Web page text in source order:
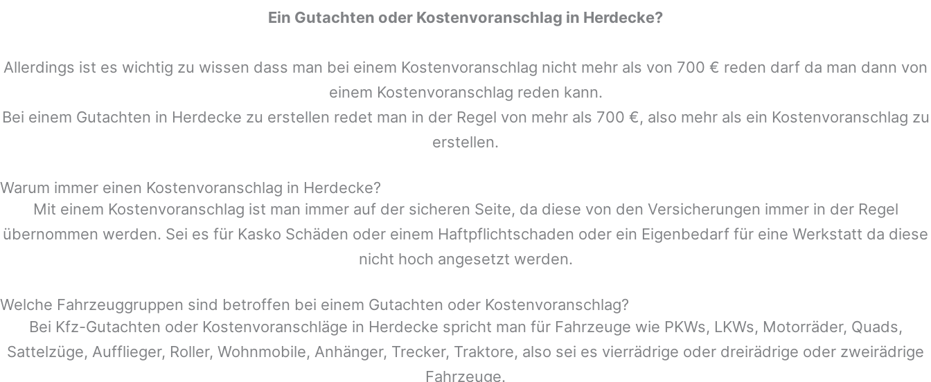
Ein Gutachten oder Kostenvoranschlag in Herdecke?
Allerdings ist es wichtig zu wissen dass man bei einem Kostenvoranschlag nicht mehr als von 700 € reden darf da man dann von
einem Kostenvoranschlag reden kann.
Bei einem Gutachten in Herdecke zu erstellen redet man in der Regel von mehr als 700 €, also mehr als ein Kostenvoranschlag zu
erstellen.
Warum immer einen Kostenvoranschlag in Herdecke?
Mit einem Kostenvoranschlag ist man immer auf der sicheren Seite, da diese von den Versicherungen immer in der Regel
übernommen werden. Sei es für Kasko Schäden oder einem Haftpflichtschaden oder ein Eigenbedarf für eine Werkstatt da diese
nicht hoch angesetzt werden.
Welche Fahrzeuggruppen sind betroffen bei einem Gutachten oder Kostenvoranschlag?
Bei Kfz-Gutachten oder Kostenvoranschläge in Herdecke spricht man für Fahrzeuge wie PKWs, LKWs, Motorräder, Quads,
Sattelzüge, Aufflieger, Roller, Wohnmobile, Anhänger, Trecker, Traktore, also sei es vierrädrige oder dreirädrige oder zweirädrige
Fahrzeuge.